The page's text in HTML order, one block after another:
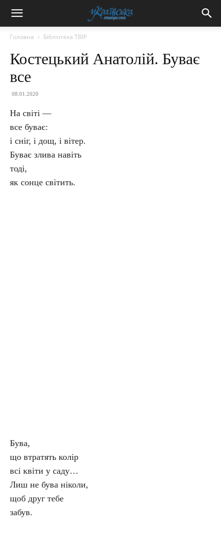
Головна Бібліотека ТВІР
Костецький Анатолій. Буває
все
08.01.2020
На світі —
все буває:
і сніг, і дощ, і вітер.
Буває злива навіть
тоді,
як сонце світить.
Бува,
що втратять колір
всі квіти у саду…
Лиш не бува ніколи,
щоб друг тебе
забув.